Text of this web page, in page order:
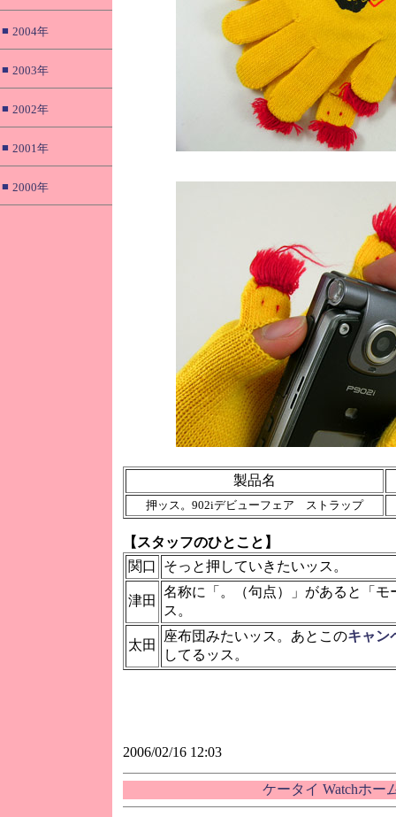
■ 2004年
■ 2003年
■ 2002年
■ 2001年
■ 2000年
製品名
押ッス。902iデビューフェア ストラップ
【スタッフのひとこと】
関口
そっと押していきたいッス。
津田
名称に「。（句点）」があると「モ
ス。
太田
座布団みたいッス。あとこのキャン
してるッス。
2006/02/16 12:03
ケータイ Watchホー